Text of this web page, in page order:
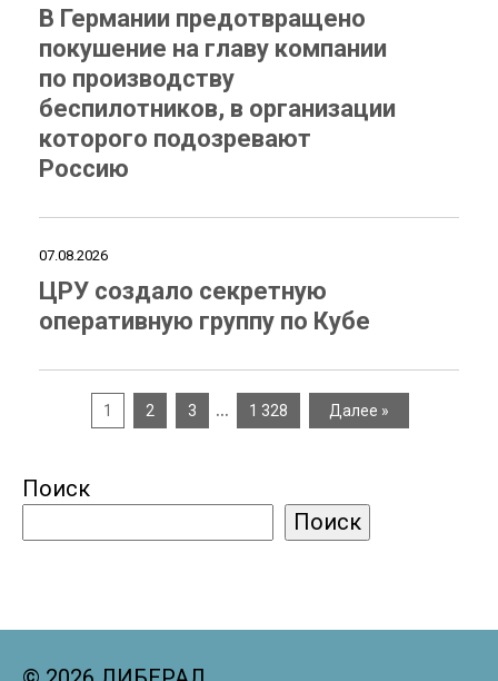
В Германии предотвращено
покушение на главу компании
по производству
беспилотников, в организации
которого подозревают
Россию
07.08.2026
ЦРУ создало секретную
оперативную группу по Кубе
1 2 3 … 1 328 Далее »
Поиск
Поиск